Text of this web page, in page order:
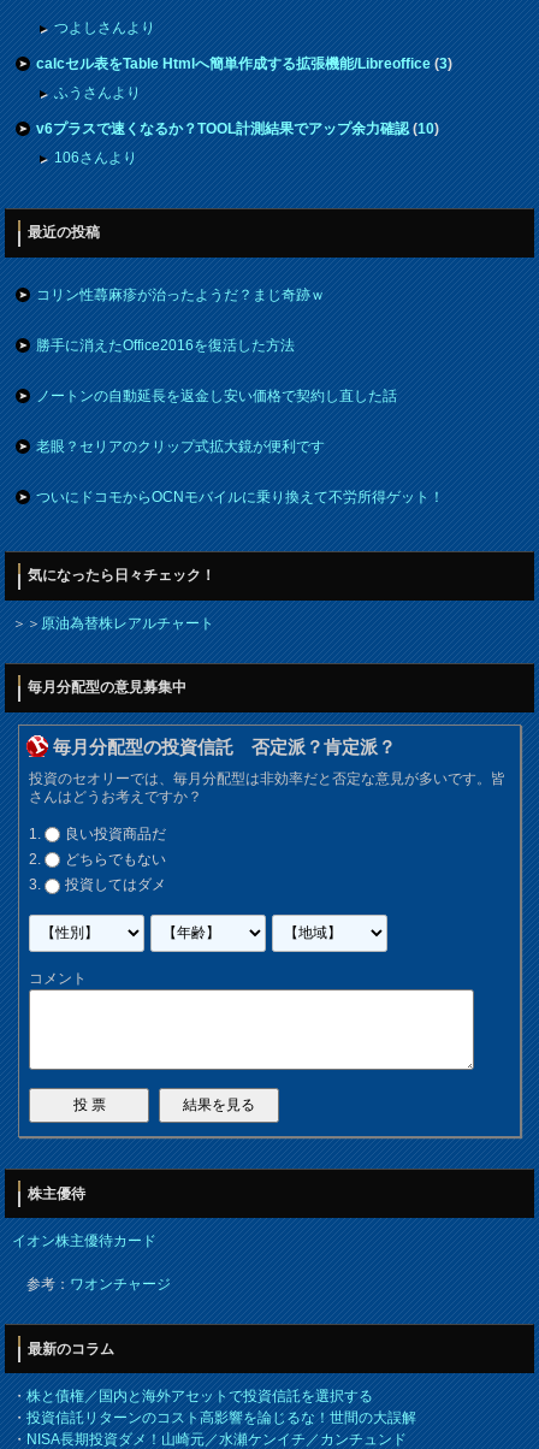
つよしさんより
calcセル表をTable Htmlへ簡単作成する拡張機能/Libreoffice(3)
ふうさんより
v6プラスで速くなるか？TOOL計測結果でアップ余力確認(10)
106さんより
最近の投稿
コリン性蕁麻疹が治ったようだ？まじ奇跡ｗ
勝手に消えたOffice2016を復活した方法
ノートンの自動延長を返金し安い価格で契約し直した話
老眼？セリアのクリップ式拡大鏡が便利です
ついにドコモからOCNモバイルに乗り換えて不労所得ゲット！
気になったら日々チェック！
＞＞原油為替株レアルチャート
毎月分配型の意見募集中
毎月分配型の投資信託 否定派？肯定派？
投資のセオリーでは、毎月分配型は非効率だと否定な意見が多いです。皆
さんはどうお考えですか？
良い投資商品だ
どちらでもない
投資してはダメ
コメント
株主優待
イオン株主優待カード
参考：ワオンチャージ
最新のコラム
・株と債権／国内と海外アセットで投資信託を選択する
・投資信託リターンのコスト高影響を論じるな！世間の大誤解
・NISA長期投資ダメ！山崎元／水瀬ケンイチ／カンチュンド